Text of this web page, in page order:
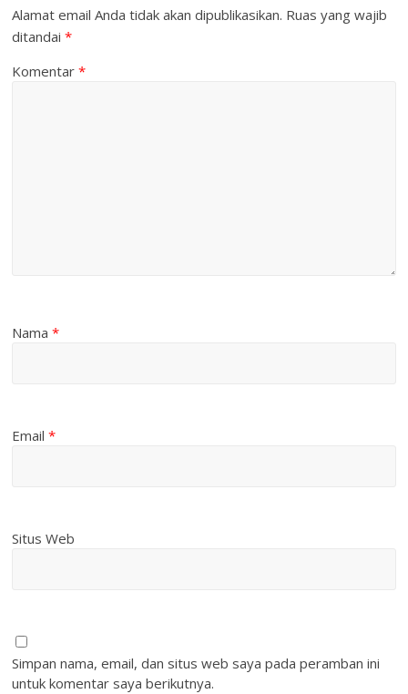
Alamat email Anda tidak akan dipublikasikan. Ruas yang wajib
ditandai*
Komentar*
Nama*
Email*
Situs Web
Simpan nama, email, dan situs web saya pada peramban ini
untuk komentar saya berikutnya.